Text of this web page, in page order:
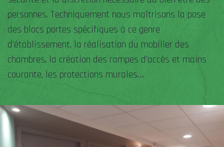
personnes. Techniquement nous maîtrisons la pose
des blocs portes spécifiques à ce genre
d’établissement, la réalisation du mobilier des
chambres, la création des rampes d’accès et mains
courante, les protections murales….